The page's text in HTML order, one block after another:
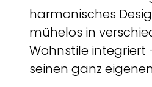
harmonisches
mühelos in
Wohnstile
seinen ganz